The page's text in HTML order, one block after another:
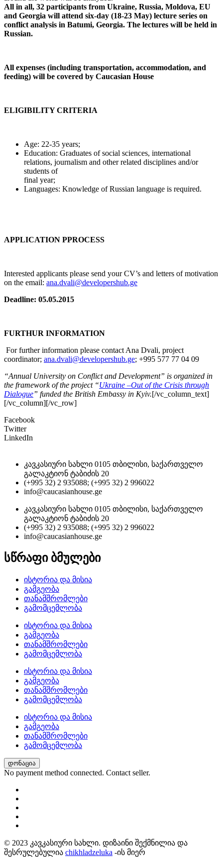
All in all, 32 participants from Ukraine, Russia, Moldova, EU
and Georgia will attend six-day (18-23 May) lecture series on
conflict analysis in Batumi, Georgia. The lectures will be held in
Russian.
All expenses (including transportation, accommodation, and
feeding) will be covered by Caucasian House
ELIGIBILITY CRITERIA
Age: 22-35 years;
Education: Graduates of social sciences, international
relations, journalism and other related disciplines and/or
students of
final year;
Languages: Knowledge of Russian language is required.
APPLICATION PPROCESS
Interested applicants please send your CV’s and letters of motivation
on the email: ana.dvali@developershub.ge
Deadline: 05.05.2015
FURTHUR INFORMATION
For further information please contact Ana Dvali, project
coordinator; ana.dvali@developershub.ge; +995 577 77 04 09
“Annual University on Conflict and Development” is organized in
the framework of the project “Ukraine –Out of the Crisis through
Dialogue” funded the British Embassy in Kyiv.[/vc_column_text]
[/vc_column][/vc_row]
Facebook
Twitter
LinkedIn
კავკასიური სახლი 0105 თბილისი, საქართველო
გალაკტიონ ტაბიძის 20
(+995 32) 2 935088; (+995 32) 2 996022
info@caucasianhouse.ge
კავკასიური სახლი 0105 თბილისი, საქართველო
გალაკტიონ ტაბიძის 20
(+995 32) 2 935088; (+995 32) 2 996022
info@caucasianhouse.ge
სწრაფი ბმულები
ისტორია და მისია
გამგეობა
თანამშრომლები
გამომცემლობა
ისტორია და მისია
გამგეობა
თანამშრომლები
გამომცემლობა
ისტორია და მისია
გამგეობა
თანამშრომლები
გამომცემლობა
ისტორია და მისია
გამგეობა
თანამშრომლები
გამომცემლობა
დონაცია
No payment method connected. Contact seller.
© 2023 კავკასიური სახლი. დიზაინი შექმნილია და
შესრულებულია chikhladzeluka -ის მიერ